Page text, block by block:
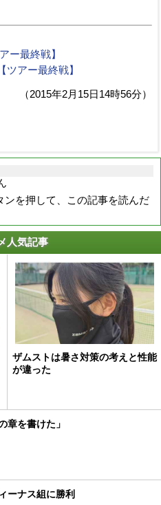
ー最終戦】
ツアー最終戦】
（2015年2月15日14時56分）
を押して、この記事を読んだ
人気記事
ザムストは暑さ対策の考えと性能
が違った
章を書けた」
ーナス組に勝利